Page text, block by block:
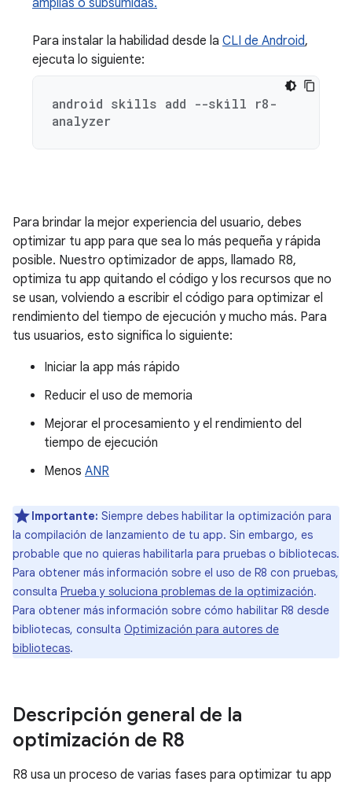
amplias o subsumidas.
Para instalar la habilidad desde la CLI de Android,
ejecuta lo siguiente:
android skills add --skill r8-
analyzer
Para brindar la mejor experiencia del usuario, debes
optimizar tu app para que sea lo más pequeña y rápida
posible. Nuestro optimizador de apps, llamado R8,
optimiza tu app quitando el código y los recursos que no
se usan, volviendo a escribir el código para optimizar el
rendimiento del tiempo de ejecución y mucho más. Para
tus usuarios, esto significa lo siguiente:
Iniciar la app más rápido
Reducir el uso de memoria
Mejorar el procesamiento y el rendimiento del
tiempo de ejecución
Menos ANR
Importante: Siempre debes habilitar la optimización para
la compilación de lanzamiento de tu app. Sin embargo, es
probable que no quieras habilitarla para pruebas o bibliotecas.
Para obtener más información sobre el uso de R8 con pruebas,
consulta Prueba y soluciona problemas de la optimización.
Para obtener más información sobre cómo habilitar R8 desde
bibliotecas, consulta Optimización para autores de
bibliotecas.
Descripción general de la
optimización de R8
R8 usa un proceso de varias fases para optimizar tu app